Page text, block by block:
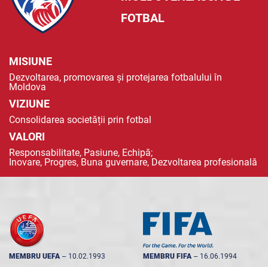
FOTBAL
MISIUNE
Dezvoltarea, promovarea și protejarea fotbalului în
Moldova
VIZIUNE
Consolidarea societății prin fotbal
VALORI
Responsabilitate, Pasiune, Echipă;
Inovare, Progres, Buna guvernare, Dezvoltarea profesională
MEMBRU UEFA -- 10.02.1993 MEMBRU FIFA -- 16.06.1994